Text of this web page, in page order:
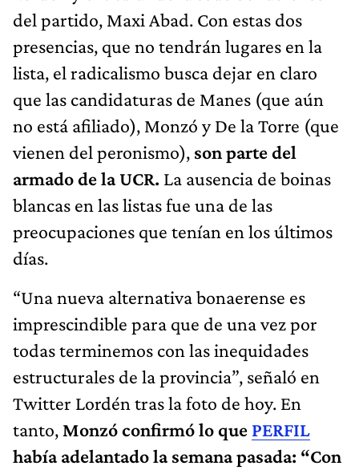
del partido, Maxi Abad. Con estas dos
presencias, que no tendrán lugares en la
lista, el radicalismo busca dejar en claro
que las candidaturas de Manes (que aún
no está afiliado), Monzó y De la Torre (que
vienen del peronismo), son parte del
armado de la UCR. La ausencia de boinas
blancas en las listas fue una de las
preocupaciones que tenían en los últimos
días.
“Una nueva alternativa bonaerense es
imprescindible para que de una vez por
todas terminemos con las inequidades
estructurales de la provincia”, señaló en
Twitter Lordén tras la foto de hoy. En
tanto, Monzó confirmó lo que PERFIL
había adelantado la semana pasada: “Con